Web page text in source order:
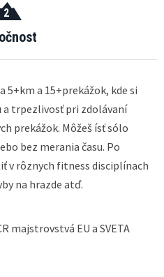
2
5+km a 15+prekážok, kde si
trpezlivosť pri zdolávaní
prekážok. Môžeš ísť sólo
bez merania času. Po
v rôznych fitness disciplínach
na hrazde atď.
majstrovstvá EU a SVETA